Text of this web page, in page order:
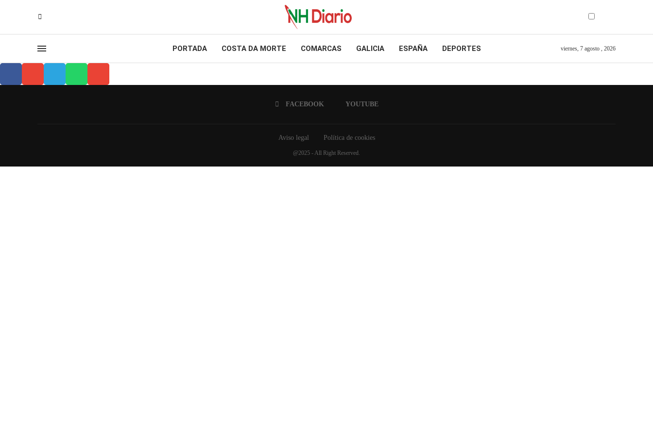
PORTADA COSTA DA MORTE COMARCAS GALICIA ESPAÑA DEPORTES viernes, 7 agosto , 2026
FACEBOOK YOUTUBE
Aviso legal Política de cookies
@2025 - All Right Reserved.